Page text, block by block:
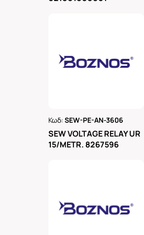
Κωδ:SEW-PE-AN-3606
SEW VOLTAGE RELAY UR
15/METR. 8267596